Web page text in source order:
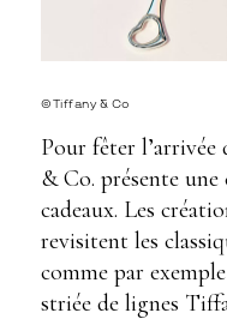
©Tiffany & Co
Pour fêter
& Co. présente
cadeaux. Les
revisitent les
comme par
striée de lignes